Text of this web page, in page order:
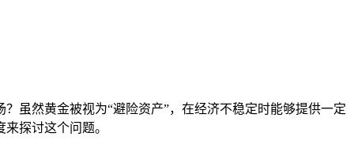
虽然黄金被视为“避险资产”，在经济不稳定时能够提供一定
探讨这个问题。